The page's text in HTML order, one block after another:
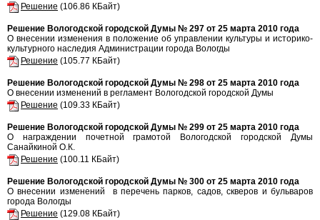
Решение (106.86 КБайт)
Решение Вологодской городской Думы № 297 от 25 марта 2010 года
О внесении изменения в положение об управлении культуры и историко-
культурного наследия Администрации города Вологды
Решение (105.77 КБайт)
Решение Вологодской городской Думы № 298 от 25 марта 2010 года
О внесении изменений в регламент Вологодской городской Думы
Решение (109.33 КБайт)
Решение Вологодской городской Думы № 299 от 25 марта 2010 года
О награждении почетной грамотой Вологодской городской Думы
Санайкиной О.К.
Решение (100.11 КБайт)
Решение Вологодской городской Думы № 300 от 25 марта 2010 года
О внесении изменений в перечень парков, садов, скверов и бульваров
города Вологды
Решение (129.08 КБайт)